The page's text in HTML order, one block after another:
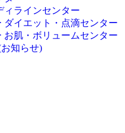
ィラインセンター
ダイエット・点滴センター
お肌・ボリュームセンター
知らせ)